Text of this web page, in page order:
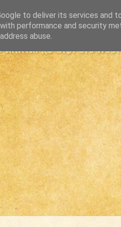
største
to deliver its services and
performance and security
abuse.